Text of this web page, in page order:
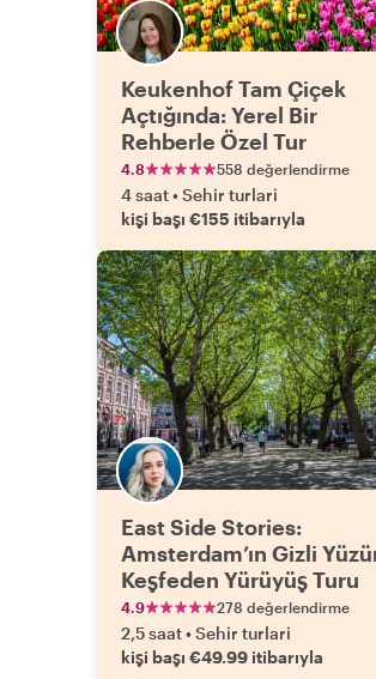
Keukenhof Tam Çiçek
Açtığında: Yerel Bir
Rehberle Özel Tur
4.8 558 değerlendirme
4 saat•Sehir turlari
kişi başı €155 itibarıyla
East Side Stories:
Amsterdam’ın Gizli
Keşfeden Yürüyüş Turu
4.9 278 değerlendirme
2,5 saat•Sehir turlari
kişi başı €49.99 itibarıyla